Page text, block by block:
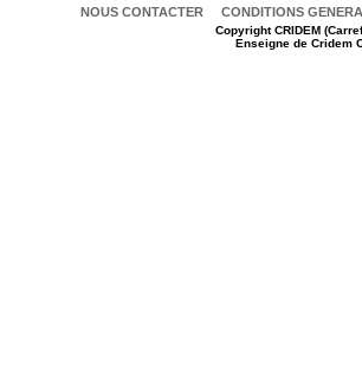
NOUS CONTACTER CONDITIONS
CopyrightCRIDEM
Enseigne de Cridem